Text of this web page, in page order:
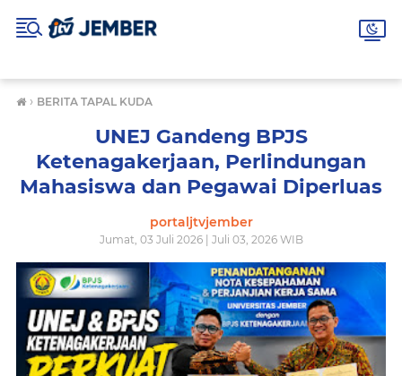
› BERITA TAPAL KUDA
UNEJ Gandeng BPJS
Ketenagakerjaan, Perlindungan
Mahasiswa dan Pegawai Diperluas
portaljtvjember
Jumat, 03 Juli 2026 | Juli 03, 2026 WIB